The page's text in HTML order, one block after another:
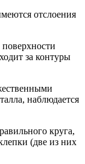
отслоения
за контуры
наблюдается
круга,
(две из них